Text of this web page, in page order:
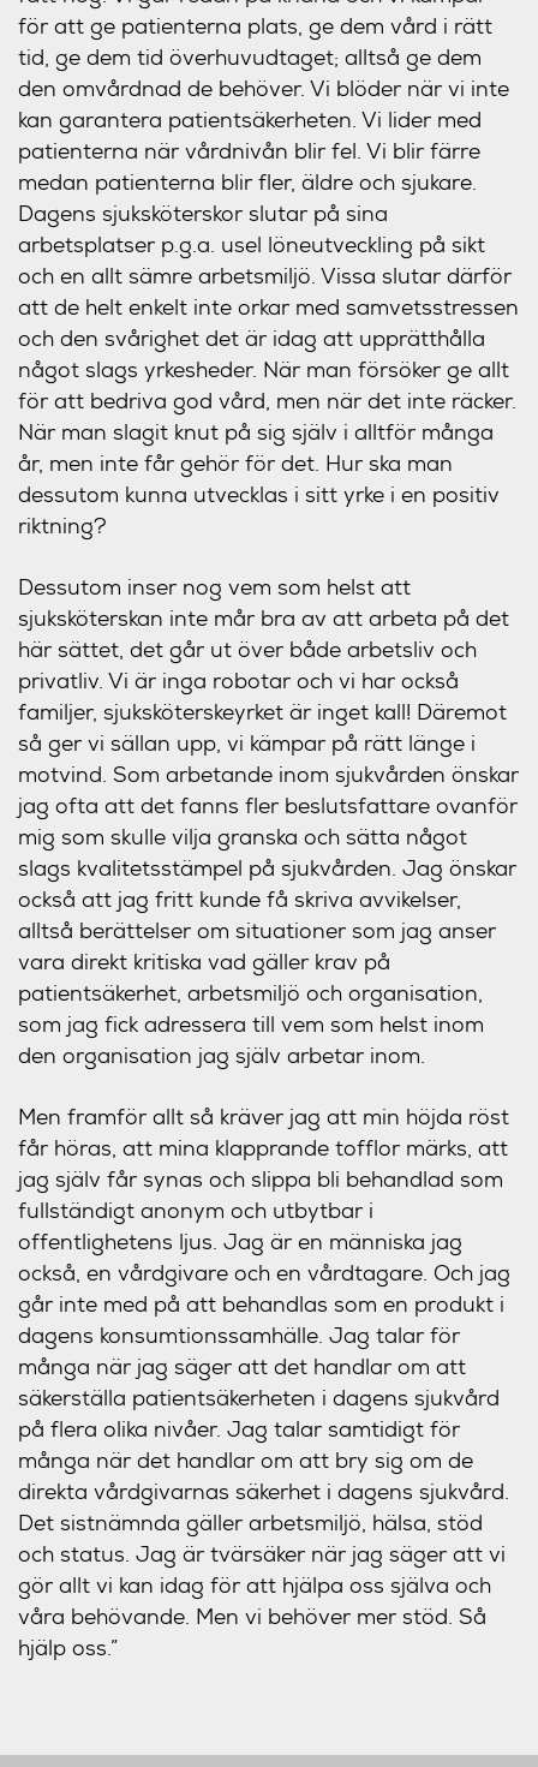
för att ge patienterna plats, ge dem vård i rätt
tid, ge dem tid överhuvudtaget; alltså ge dem
den omvårdnad de behöver. Vi blöder när vi inte
kan garantera patientsäkerheten. Vi lider med
patienterna när vårdnivån blir fel. Vi blir färre
medan patienterna blir fler, äldre och sjukare.
Dagens sjuksköterskor slutar på sina
arbetsplatser p.g.a. usel löneutveckling på sikt
och en allt sämre arbetsmiljö. Vissa slutar därför
att de helt enkelt inte orkar med samvetsstressen
och den svårighet det är idag att upprätthålla
något slags yrkesheder. När man försöker ge allt
för att bedriva god vård, men när det inte räcker.
När man slagit knut på sig själv i alltför många
år, men inte får gehör för det. Hur ska man
dessutom kunna utvecklas i sitt yrke i en positiv
riktning?
Dessutom inser nog vem som helst att
sjuksköterskan inte mår bra av att arbeta på det
här sättet, det går ut över både arbetsliv och
privatliv. Vi är inga robotar och vi har också
familjer, sjuksköterskeyrket är inget kall! Däremot
så ger vi sällan upp, vi kämpar på rätt länge i
motvind. Som arbetande inom sjukvården önskar
jag ofta att det fanns fler beslutsfattare ovanför
mig som skulle vilja granska och sätta något
slags kvalitetsstämpel på sjukvården. Jag önskar
också att jag fritt kunde få skriva avvikelser,
alltså berättelser om situationer som jag anser
vara direkt kritiska vad gäller krav på
patientsäkerhet, arbetsmiljö och organisation,
som jag fick adressera till vem som helst inom
den organisation jag själv arbetar inom.
Men framför allt så kräver jag att min höjda röst
får höras, att mina klapprande tofflor märks, att
jag själv får synas och slippa bli behandlad som
fullständigt anonym och utbytbar i
offentlighetens ljus. Jag är en människa jag
också, en vårdgivare och en vårdtagare. Och jag
går inte med på att behandlas som en produkt i
dagens konsumtionssamhälle. Jag talar för
många när jag säger att det handlar om att
säkerställa patientsäkerheten i dagens sjukvård
på flera olika nivåer. Jag talar samtidigt för
många när det handlar om att bry sig om de
direkta vårdgivarnas säkerhet i dagens sjukvård.
Det sistnämnda gäller arbetsmiljö, hälsa, stöd
och status. Jag är tvärsäker när jag säger att vi
gör allt vi kan idag för att hjälpa oss själva och
våra behövande. Men vi behöver mer stöd. Så
hjälp oss.”